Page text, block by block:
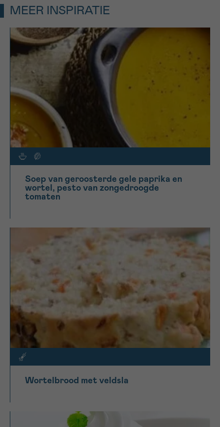
MEER INSPIRATIE
Soep van geroosterde gele paprika en
wortel, pesto van zongedroogde
tomaten
Wortelbrood met veldsla